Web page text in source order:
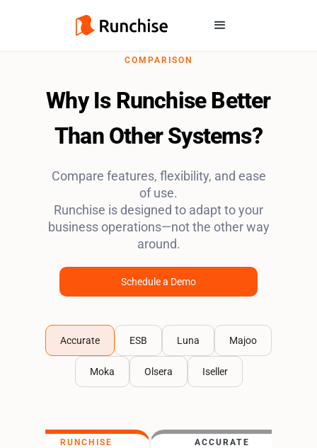
COMPARISON
Why Is Runchise Better
Than Other Systems?
Compare features, flexibility, and ease
of use.
Runchise is designed to adapt to your
business operations—not the other way
around.
Schedule a Demo
Accurate ESB Luna Majoo
Moka Olsera Iseller
RUNCHISE ACCURATE